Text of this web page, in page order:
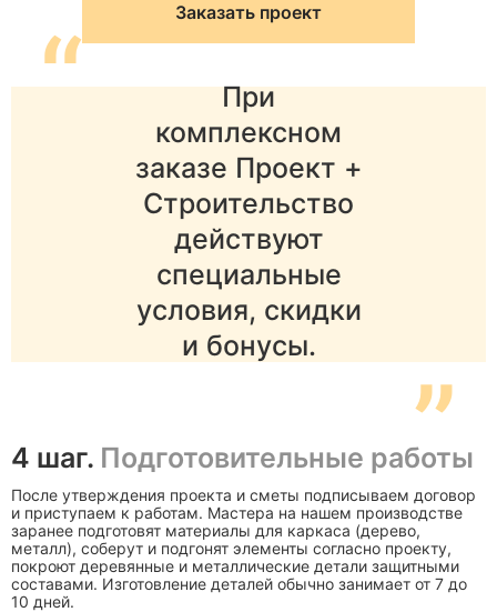
Заказать проект
“
При
комплексном
заказе Проект +
Строительство
действуют
специальные
условия, скидки
и бонусы.
”
4 шаг. Подготовительные работы
После утверждения проекта и сметы подписываем договор
и приступаем к работам. Мастера на нашем производстве
заранее подготовят материалы для каркаса (дерево,
металл), соберут и подгонят элементы согласно проекту,
покроют деревянные и металлические детали защитными
составами. Изготовление деталей обычно занимает от 7 до
10 дней.